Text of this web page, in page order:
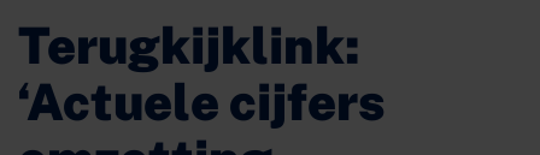
Terugkijklink:
‘Actuele cijfers